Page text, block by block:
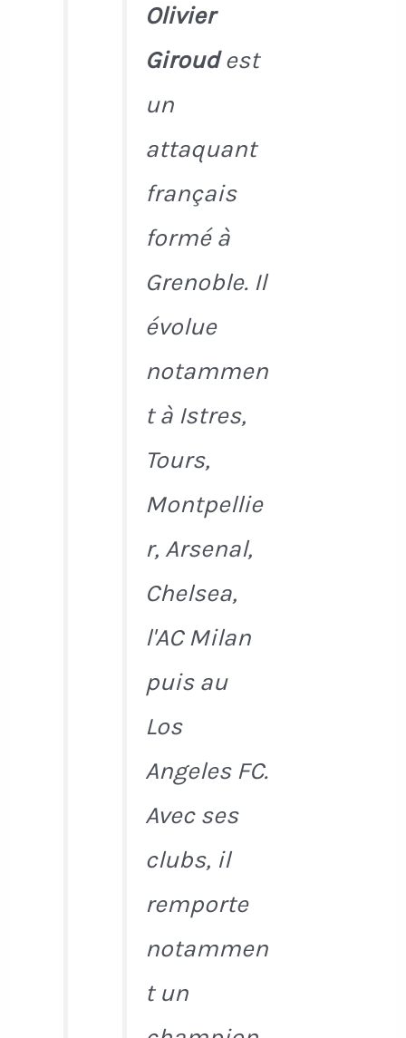
Olivier
Giroudest
un
attaquant
français
formé à
Grenoble. Il
évolue
notammen
t à Istres,
Tours,
Montpellie
r, Arsenal,
Chelsea,
l'AC Milan
puis au
Los
Angeles FC.
Avec ses
clubs, il
remporte
notammen
t un